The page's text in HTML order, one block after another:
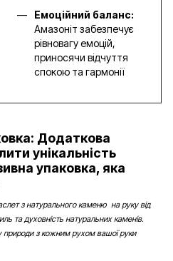
Емоційний баланс:
Амазоніт забезпечує
рівновагу емоцій,
приносячи відчуття
спокою та гармонії
Додаткова
унікальність
упаковка, яка
з натурального каменю на руку від
та духовність натуральних каменів.
природи з кожним рухом вашої руки